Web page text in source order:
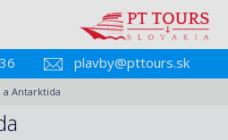
plavby@pttours.sk
a Antarktida